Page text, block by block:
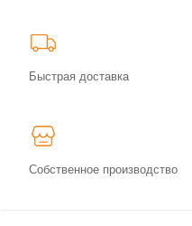
Быстрая доставка
Собственное производство